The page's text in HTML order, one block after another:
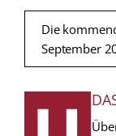
Die
September